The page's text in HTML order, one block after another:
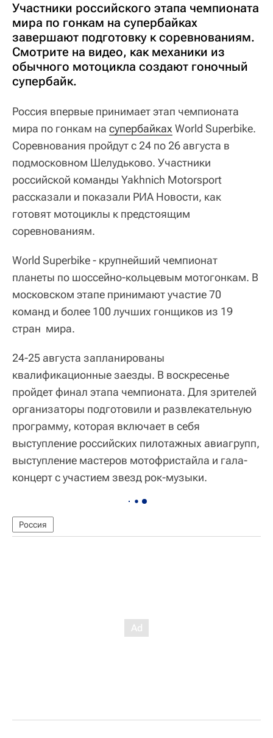
Участники российского этапа чемпионата
мира по гонкам на супербайках
завершают подготовку к соревнованиям.
Смотрите на видео, как механики из
обычного мотоцикла создают гоночный
супербайк.
Россия впервые принимает этап чемпионата
мира по гонкам на супербайках World Superbike.
Соревнования пройдут с 24 по 26 августа в
подмосковном Шелудьково. Участники
российской команды Yakhnich Motorsport
рассказали и показали РИА Новости, как
готовят мотоциклы к предстоящим
соревнованиям.
World Superbike - крупнейший чемпионат
планеты по шоссейно-кольцевым мотогонкам. В
московском этапе принимают участие 70
команд и более 100 лучших гонщиков из 19
стран мира.
24-25 августа запланированы
квалификационные заезды. В воскресенье
пройдет финал этапа чемпионата. Для зрителей
организаторы подготовили и развлекательную
программу, которая включает в себя
выступление российских пилотажных авиагрупп,
выступление мастеров мотофристайла и гала-
концерт с участием звезд рок-музыки.
Россия